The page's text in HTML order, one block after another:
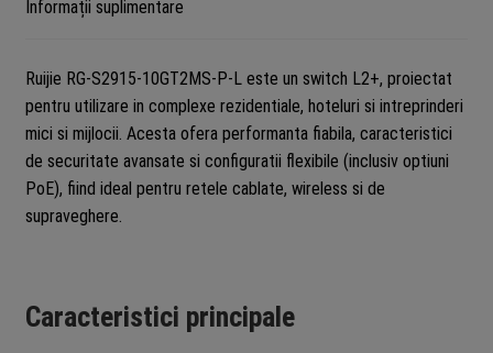
1G,
Cloud
Management,
RG-
S2915-
10GT2MS-
P-
Informații suplimentare
Ruijie RG-S2915-10GT2MS-P-L este un switch L2+, proiectat
pentru utilizare in complexe rezidentiale, hoteluri si intreprinderi
mici si mijlocii. Acesta ofera performanta fiabila, caracteristici
de securitate avansate si configuratii flexibile (inclusiv optiuni
PoE), fiind ideal pentru retele cablate, wireless si de
supraveghere.
Caracteristici principale